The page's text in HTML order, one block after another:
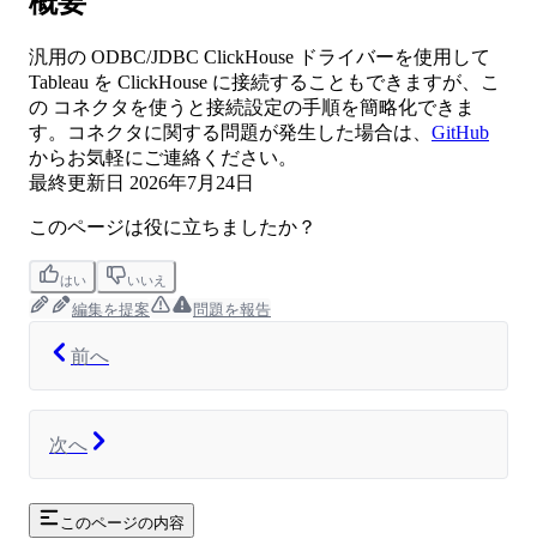
汎用の ODBC/JDBC ClickHouse ドライバーを使用して
Tableau を ClickHouse に接続することもできますが、こ
の コネクタを使うと接続設定の手順を簡略化できま
す。コネクタに関する問題が発生した場合は、 GitHub
からお気軽にご連絡ください。
最終更新日 2026年7月24日
このページは役に立ちましたか？
はい いいえ
編集を提案 問題を報告
前へ
次へ
このページの内容